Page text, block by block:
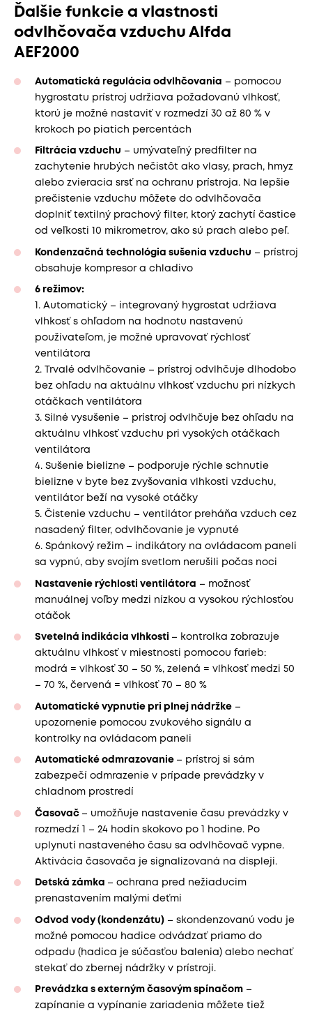
Ďalšie funkcie a vlastnosti
odvlhčovača vzduchu Alfda
AEF2000
Automatická regulácia odvlhčovania – pomocou
hygrostatu prístroj udržiava požadovanú vlhkosť,
ktorú je možné nastaviť v rozmedzí 30 až 80 % v
krokoch po piatich percentách
Filtrácia vzduchu – umývateľný predfilter na
zachytenie hrubých nečistôt ako vlasy, prach, hmyz
alebo zvieracia srsť na ochranu prístroja. Na lepšie
prečistenie vzduchu môžete do odvlhčovača
doplniť textilný prachový filter, ktorý zachytí častice
od veľkosti 10 mikrometrov, ako sú prach alebo peľ.
Kondenzačná technológia sušenia vzduchu – prístroj
obsahuje kompresor a chladivo
6 režimov:
1. Automatický – integrovaný hygrostat udržiava
vlhkosť s ohľadom na hodnotu nastavenú
používateľom, je možné upravovať rýchlosť
ventilátora
2. Trvalé odvlhčovanie – prístroj odvlhčuje dlhodobo
bez ohľadu na aktuálnu vlhkosť vzduchu pri nízkych
otáčkach ventilátora
3. Silné vysušenie – prístroj odvlhčuje bez ohľadu na
aktuálnu vlhkosť vzduchu pri vysokých otáčkach
ventilátora
4. Sušenie bielizne – podporuje rýchle schnutie
bielizne v byte bez zvyšovania vlhkosti vzduchu,
ventilátor beží na vysoké otáčky
5. Čistenie vzduchu – ventilátor preháňa vzduch cez
nasadený filter, odvlhčovanie je vypnuté
6. Spánkový režim – indikátory na ovládacom paneli
sa vypnú, aby svojím svetlom nerušili počas noci
Nastavenie rýchlosti ventilátora – možnosť
manuálnej voľby medzi nízkou a vysokou rýchlosťou
otáčok
Svetelná indikácia vlhkosti – kontrolka zobrazuje
aktuálnu vlhkosť v miestnosti pomocou farieb:
modrá = vlhkosť 30 – 50 %, zelená = vlhkosť medzi 50
– 70 %, červená = vlhkosť 70 – 80 %
Automatické vypnutie pri plnej nádržke –
upozornenie pomocou zvukového signálu a
kontrolky na ovládacom paneli
Automatické odmrazovanie – prístroj si sám
zabezpečí odmrazenie v prípade prevádzky v
chladnom prostredí
Časovač – umožňuje nastavenie času prevádzky v
rozmedzí 1 – 24 hodín skokovo po 1 hodine. Po
uplynutí nastaveného času sa odvlhčovač vypne.
Aktivácia časovača je signalizovaná na displeji.
Detská zámka – ochrana pred nežiaducim
prenastavením malými deťmi
Odvod vody (kondenzátu) – skondenzovanú vodu je
možné pomocou hadice odvádzať priamo do
odpadu (hadica je súčasťou balenia) alebo nechať
stekať do zbernej nádržky v prístroji.
Prevádzka s externým časovým spínačom –
zapínanie a vypínanie zariadenia môžete tiež